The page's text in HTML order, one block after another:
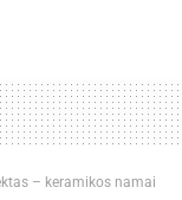
– keramikos namai